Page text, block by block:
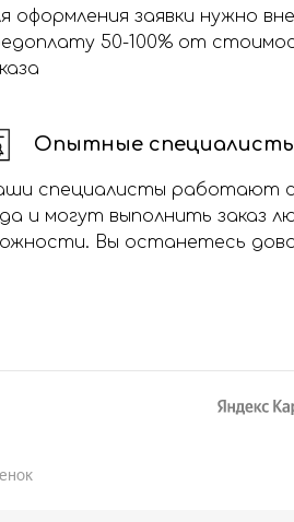
оформления заявки нужно
50-100% от
Опытные
специалисты работают с
и могут выполнить заказ
Вы останетесь